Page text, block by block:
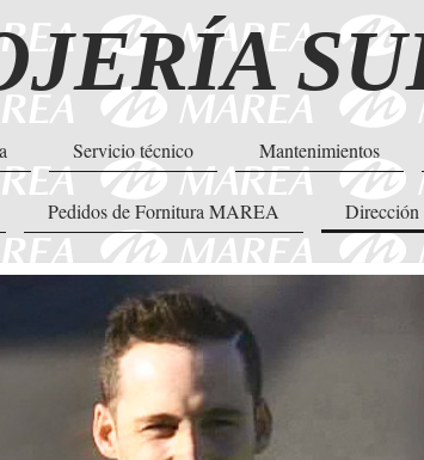
Servicio técnico Mantenimientos
Pedidos de Fornitura MAREA Dirección